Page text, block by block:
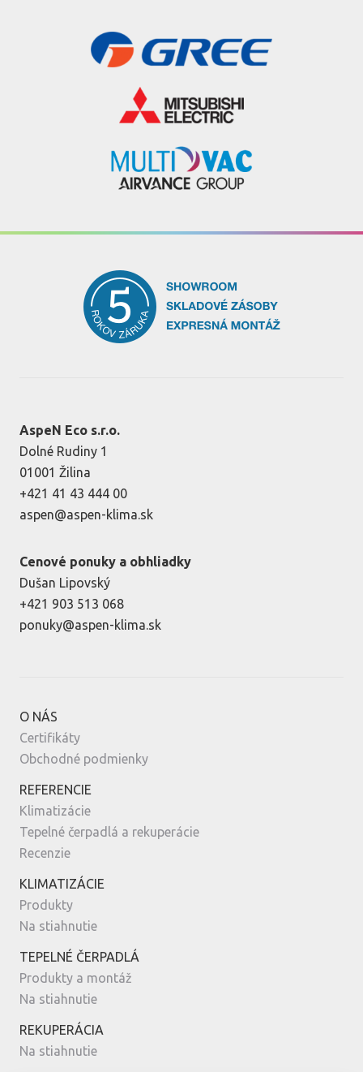
AspeN Eco s.r.o.
Dolné Rudiny 1
01001 Žilina
+421 41 43 444 00
aspen@aspen-klima.sk
Cenové ponuky a obhliadky
Dušan Lipovský
+421 903 513 068
ponuky@aspen-klima.sk
O NÁS
Certifikáty
Obchodné podmienky
REFERENCIE
Klimatizácie
Tepelné čerpadlá a rekuperácie
Recenzie
KLIMATIZÁCIE
Produkty
Na stiahnutie
TEPELNÉ ČERPADLÁ
Produkty a montáž
Na stiahnutie
REKUPERÁCIA
Na stiahnutie